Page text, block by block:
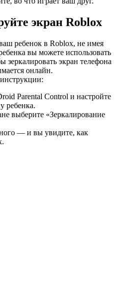
экран Roblox
ребенок в Roblox, не имея
вы можете использовать
зеркалировать экран телефона
онлайн.
Parental Control и настройте
ребенка.
выберите «Зеркалирование
— и вы увидите, как